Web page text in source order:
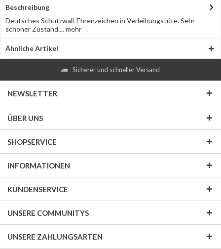
Beschreibung
Deutsches Schutzwall-Ehrenzeichen in Verleihungstüte. Sehr
schöner Zustand....mehr
Ähnliche Artikel
Sicherer und schneller Versand
NEWSLETTER
ÜBER UNS
SHOPSERVICE
INFORMATIONEN
KUNDENSERVICE
UNSERE COMMUNITYS
UNSERE ZAHLUNGSARTEN